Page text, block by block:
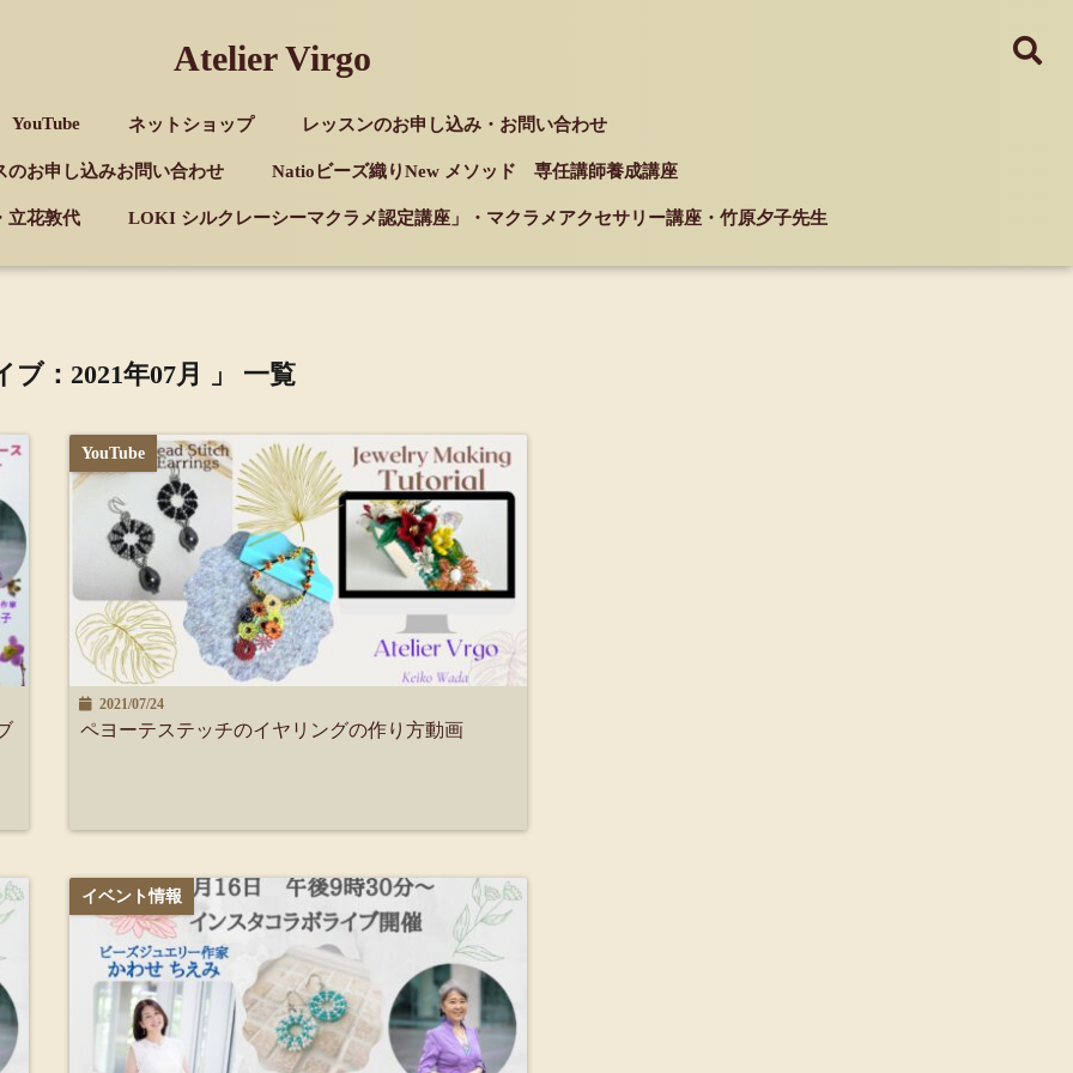
Atelier Virgo
YouTube ネットショップ レッスンのお申し込み・お問い合わせ
のお申し込みお問い合わせ Natioビーズ織りNew メソッド 専任講師養成講座
立花敦代 LOKI シルクレーシーマクラメ認定講座」・マクラメアクセサリー講座・竹原夕子先生
ブ：2021年07月 」 一覧
YouTube
2021/07/24
ペヨーテステッチのイヤリングの作り方動画
イベント情報